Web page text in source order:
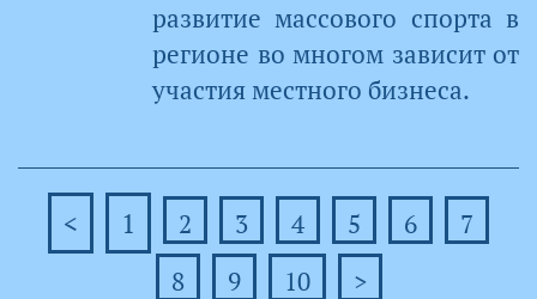
развитие массового спорта в
регионе во многом зависит от
участия местного бизнеса.
< 1 2 3 4 5 6
7
8
9 10 >